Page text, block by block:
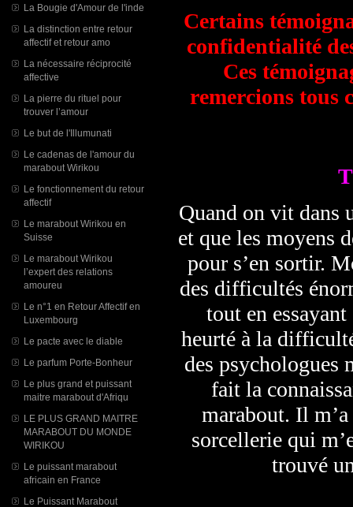
La Bougie d'Amour de l'inde
La distinction entre retour
affectif et retour amo
La nécessaire réciprocité
affective
La pierre du rituel pour
trouver l’amour
Le but de l'Illumunati
Le cadenas de l'amour du
marabout Wirikou
Le fonctionnement du retour
affectif
Le marabout Wirikou en
Suisse
Le marabout Wirikou
l’expert des relations
amoureu
Le n°1 en Retour Affectif en
Luxembourg
Le pacte avec le diable
Le parfum Porte-Bonheur
Le plus grand et puissant
maitre marabout d'Afriqu
LE PLUS GRAND MAITRE
MARABOUT DU MONDE
WIRIKOU
Le puissant marabout
africain en France
Le Puissant Marabout
Certains
confidentialité
Ces
remercions tous
Quand on vit dans
et que les moyens
pour s’en sortir.
des difficultés
tout en
heurté à la
des psychologues
fait la
marabout. Il
sorcellerie qui
trouvé